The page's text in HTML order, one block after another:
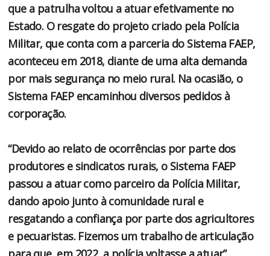
que a patrulha voltou a atuar efetivamente no
Estado. O resgate do projeto criado pela Polícia
Militar, que conta com a parceria do Sistema FAEP,
aconteceu em 2018, diante de uma alta demanda
por mais segurança no meio rural. Na ocasião, o
Sistema FAEP encaminhou diversos pedidos à
corporação.
“Devido ao relato de ocorrências por parte dos
produtores e sindicatos rurais, o Sistema FAEP
passou a atuar como parceiro da Polícia Militar,
dando apoio junto à comunidade rural e
resgatando a confiança por parte dos agricultores
e pecuaristas. Fizemos um trabalho de articulação